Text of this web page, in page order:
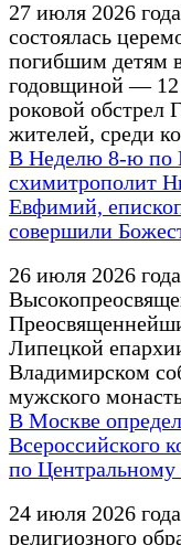
27 июля 2026
состоялась
погибшим детям
годовщиной — 12
роковой обстрел
жителей, среди
В Неделю 8-ю по
схимитрополит
Евфимий,
совершили
26 июля 2026
Липецкой
Владимирском
мужского
В Москве
Всероссийского
по Центральному
24 июля 2026
религиозного